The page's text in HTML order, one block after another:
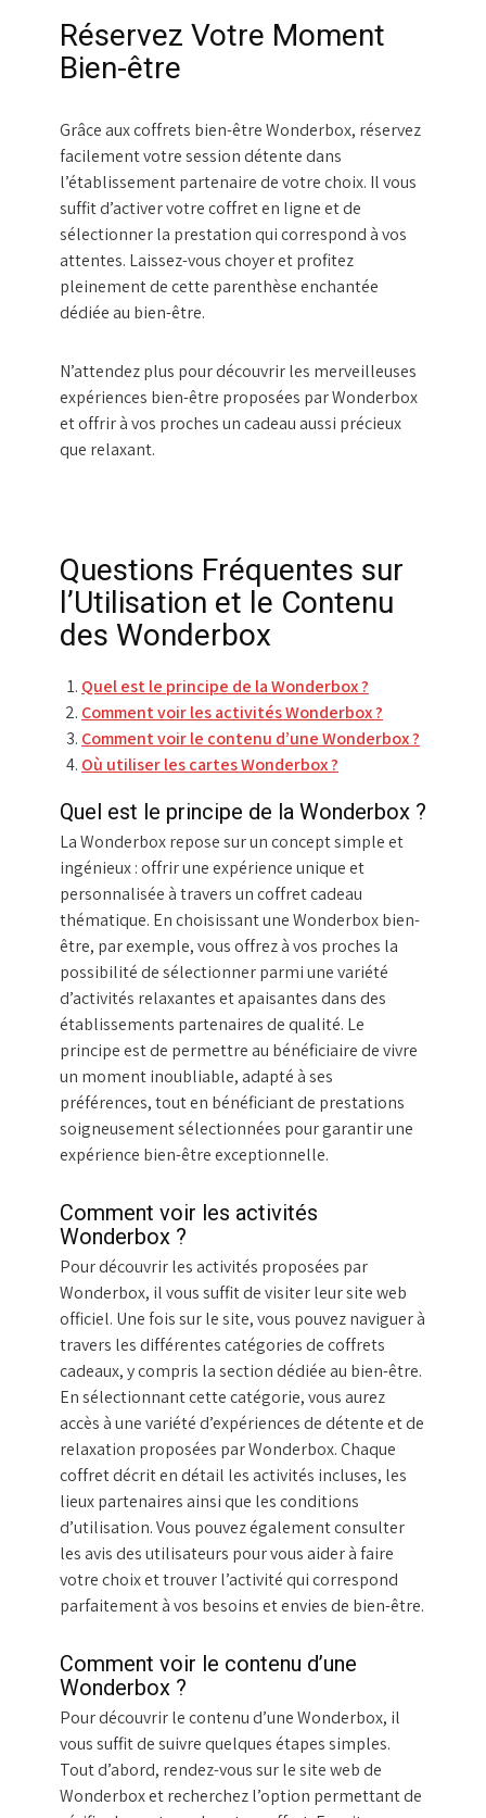
Réservez Votre Moment
Bien-être
Grâce aux coffrets bien-être Wonderbox, réservez
facilement votre session détente dans
l’établissement partenaire de votre choix. Il vous
suffit d’activer votre coffret en ligne et de
sélectionner la prestation qui correspond à vos
attentes. Laissez-vous choyer et profitez
pleinement de cette parenthèse enchantée
dédiée au bien-être.
N’attendez plus pour découvrir les merveilleuses
expériences bien-être proposées par Wonderbox
et offrir à vos proches un cadeau aussi précieux
que relaxant.
Questions Fréquentes sur
l’Utilisation et le Contenu
des Wonderbox
Quel est le principe de la Wonderbox ?
Comment voir les activités Wonderbox ?
Comment voir le contenu d’une Wonderbox ?
Où utiliser les cartes Wonderbox ?
Quel est le principe de la Wonderbox ?
La Wonderbox repose sur un concept simple et
ingénieux : offrir une expérience unique et
personnalisée à travers un coffret cadeau
thématique. En choisissant une Wonderbox bien-
être, par exemple, vous offrez à vos proches la
possibilité de sélectionner parmi une variété
d’activités relaxantes et apaisantes dans des
établissements partenaires de qualité. Le
principe est de permettre au bénéficiaire de vivre
un moment inoubliable, adapté à ses
préférences, tout en bénéficiant de prestations
soigneusement sélectionnées pour garantir une
expérience bien-être exceptionnelle.
Comment voir les activités
Wonderbox ?
Pour découvrir les activités proposées par
Wonderbox, il vous suffit de visiter leur site web
officiel. Une fois sur le site, vous pouvez naviguer à
travers les différentes catégories de coffrets
cadeaux, y compris la section dédiée au bien-être.
En sélectionnant cette catégorie, vous aurez
accès à une variété d’expériences de détente et de
relaxation proposées par Wonderbox. Chaque
coffret décrit en détail les activités incluses, les
lieux partenaires ainsi que les conditions
d’utilisation. Vous pouvez également consulter
les avis des utilisateurs pour vous aider à faire
votre choix et trouver l’activité qui correspond
parfaitement à vos besoins et envies de bien-être.
Comment voir le contenu d’une
Wonderbox ?
Pour découvrir le contenu d’une Wonderbox, il
vous suffit de suivre quelques étapes simples.
Tout d’abord, rendez-vous sur le site web de
Wonderbox et recherchez l’option permettant de